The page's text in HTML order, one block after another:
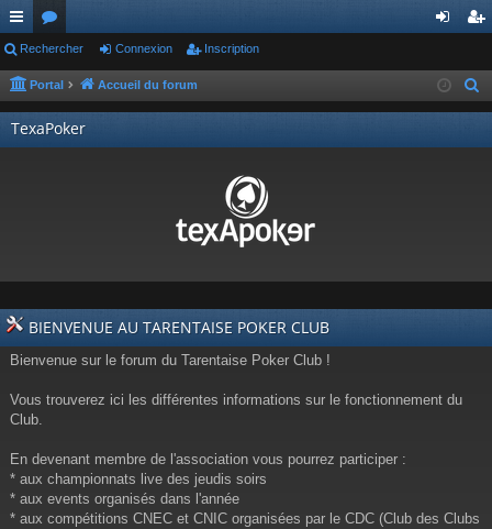
ac
co
ur
ci
or
u
m
s
ne
xi
on
cri
pti
on
Rechercher Connexion Inscription
Portal Accueil du forum
TexaPoker
BIENVENUE AU TARENTAISE POKER CLUB
Bienvenue sur le forum du Tarentaise Poker Club !
Vous trouverez ici les différentes informations sur le fonctionnement du
Club.
En devenant membre de l'association vous pourrez participer :
* aux championnats live des jeudis soirs
* aux events organisés dans l'année
* aux compétitions CNEC et CNIC organisées par le CDC (Club des Clubs